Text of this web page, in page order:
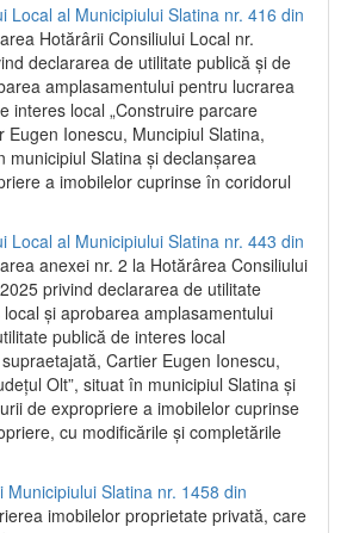
Local al Municipiului Slatina nr. 416 din
Hotărârii Consiliului Local nr.
declararea de utilitate publică și de
amplasamentului pentru lucrarea
interes local „Construire parcare
Eugen Ionescu, Muncipiul Slatina,
municipiul Slatina și declanșarea
a imobilelor cuprinse în coridorul
Local al Municipiului Slatina nr. 443 din
anexei nr. 2 la Hotărârea Consiliului
privind declararea de utilitate
şi aprobarea amplasamentului
publică de interes local
Cartier Eugen Ionescu,
Olt”, situat în municipiul Slatina şi
de expropriere a imobilelor cuprinse
cu modificările şi completările
Municipiului Slatina nr. 1458 din
imobilelor proprietate privată, care